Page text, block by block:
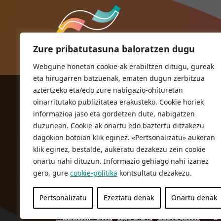
Zure pribatutasuna baloratzen dugu
Webgune honetan cookie-ak erabiltzen ditugu, gureak
eta hirugarren batzuenak, ematen dugun zerbitzua
aztertzeko eta/edo zure nabigazio-ohituretan
oinarritutako publizitatea erakusteko. Cookie horiek
informazioa jaso eta gordetzen dute, nabigatzen
duzunean. Cookie-ak onartu edo baztertu ditzakezu
dagokion botoian klik eginez. «Pertsonalizatu» aukeran
klik eginez, bestalde, aukeratu dezakezu zein cookie
onartu nahi dituzun. Informazio gehiago nahi izanez
gero, gure cookie-politika kontsultatu dezakezu.
Pertsonalizatu Ezeztatu denak Onartu denak
ORIOKO UDALA
Herriko plaza,1
20810 Orio (Gipuzkoa)
T. 943 83 03 46
bulegoak@orio.eus
Pribatutasun Politika Lege oharra Cookie politika ©